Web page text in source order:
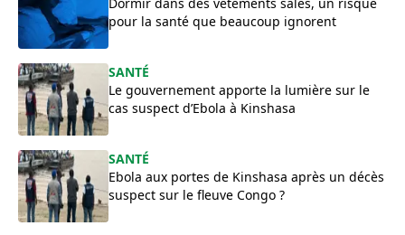
pour la santé que beaucoup ignorent
SANTÉ
Le gouvernement apporte la lumière sur le
cas suspect d’Ebola à Kinshasa
SANTÉ
Ebola aux portes de Kinshasa après un décès
suspect sur le fleuve Congo ?